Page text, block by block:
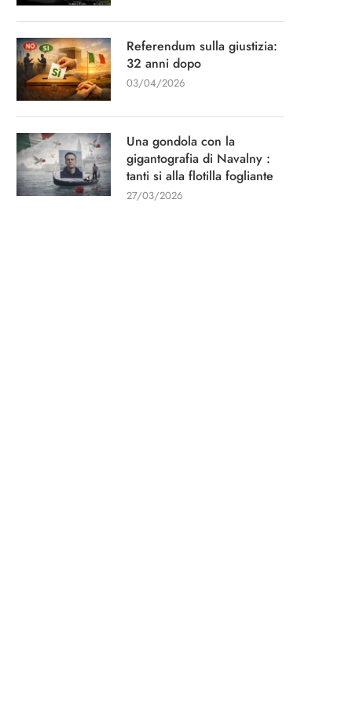
Referendum sulla giustizia:
32 anni dopo
03/04/2026
Una gondola con la
gigantografia di Navalny :
tanti si alla flotilla fogliante
27/03/2026